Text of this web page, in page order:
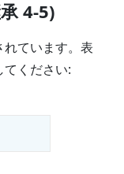
4-5)
ています。表
ください: